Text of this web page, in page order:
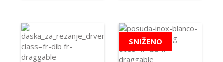
SNIŽENO